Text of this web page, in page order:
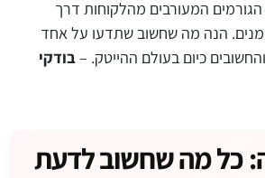
המעורבים מהלקוחות דרך
הנה מה שחשוב שתדעו על אחד
כיום בעולם ההייטק. –בודקי
כל מה שחשוב לדעת